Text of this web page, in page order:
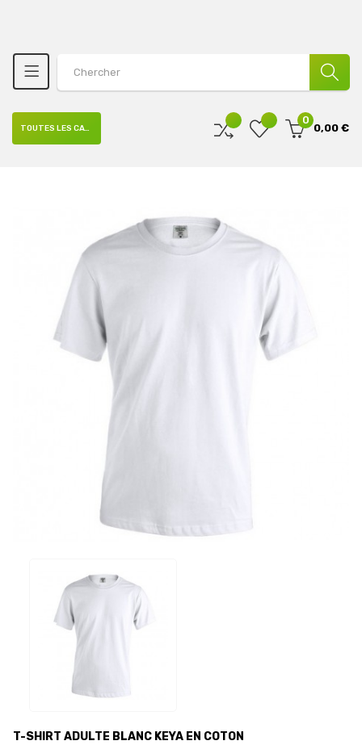
0
0,00 €
TOUTES LES CATÉGORIES
T-SHIRT ADULTE BLANC KEYA EN COTON